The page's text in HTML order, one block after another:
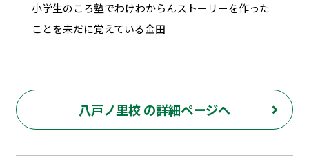
小学生のころ塾でわけわからんストーリーを作った
ことを未だに覚えている金田
八戸ノ里校 の詳細ページへ